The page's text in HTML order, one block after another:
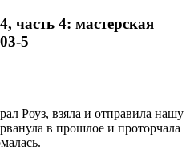
часть 4: мастерская
5
Роуз, взяла и отправила нашу
в прошлое и проторчала